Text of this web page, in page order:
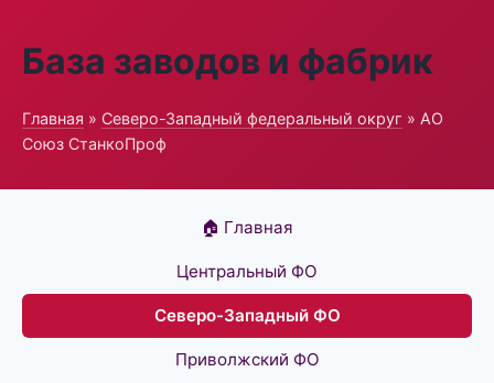
База заводов и фабрик
Главная » Северо-Западный федеральный округ » АО
Союз СтанкоПроф
🏠 Главная
Центральный ФО
Северо-Западный ФО
Приволжский ФО